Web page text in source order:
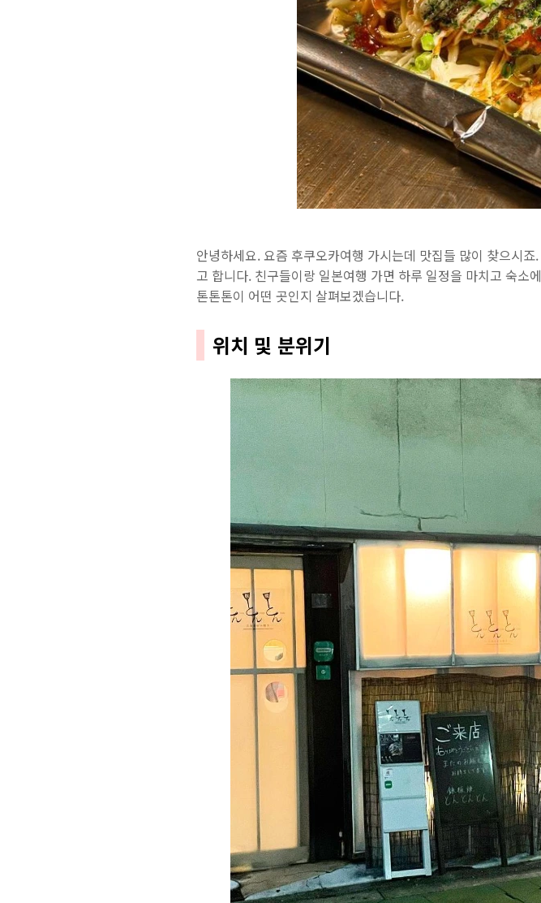
안녕하세요. 요즘 후쿠오카여행 가시는데 맛집들 많이 찾으시
고 합니다. 친구들이랑 일본여행 가면 하루 일정을 마치고 숙소
톤톤톤이 어떤 곳인지 살펴보겠습니다.
위치 및 분위기